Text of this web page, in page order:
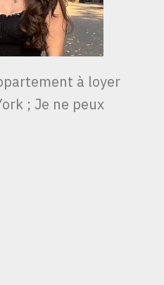
à loyer
; Je ne peux